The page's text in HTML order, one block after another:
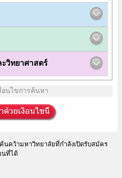
วิทยาศาสตร์
อนไขการค้นหา
นคว้ามหาวิทยาลัยที่กำลังเปิดรับสมัคร
นที่ได้